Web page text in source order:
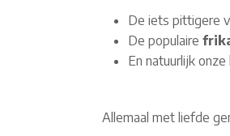
De iets pittigere
De populaire
En natuurlijk onze
Allemaal met liefde